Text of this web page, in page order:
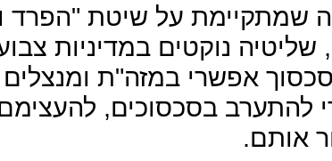
שמתקיימת על שיטת "הפרד
שליטיה נוקטים במדיניות
סכסוך אפשרי במזה"ת
להתערב בסכסוכים,
אותם.